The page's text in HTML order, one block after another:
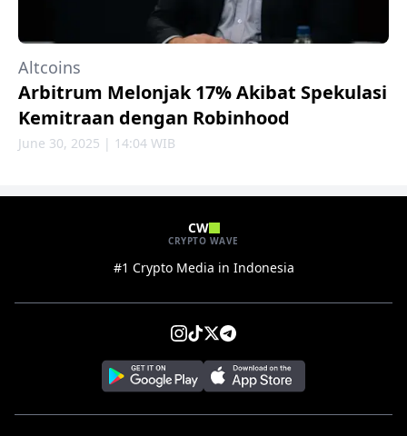
Altcoins
Arbitrum Melonjak 17% Akibat Spekulasi
Kemitraan dengan Robinhood
June 30, 2025 | 14:04 WIB
CW
CRYPTO WAVE
#1 Crypto Media in Indonesia